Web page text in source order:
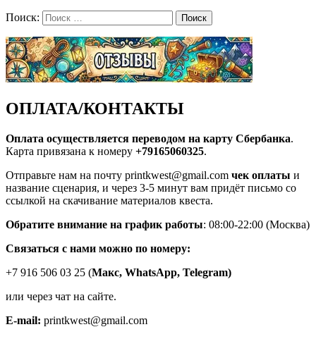
Поиск: Поиск
ОПЛАТА/КОНТАКТЫ
Оплата осуществляется переводом на карту Сбербанка.
Карта привязана к номеру +79165060325.
Отправьте нам на почту printkwest@gmail.com чек оплаты и
название сценария, и через 3-5 минут вам придёт письмо со
ссылкой на скачивание материалов квеста.
Обратите внимание на график работы: 08:00-22:00 (Москва)
Связаться с нами можно по номеру:
+7 916 506 03 25 (Макс, WhatsApp, Telegram)
или через чат на сайте.
E-mail: printkwest@gmail.com